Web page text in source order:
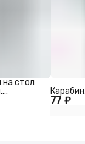
на стол
77 ₽